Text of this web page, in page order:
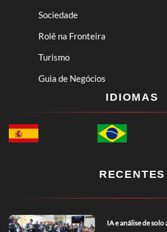
Sociedade
Rolê na Fronteira
Turismo
Guia de Negócios
IDIOMAS
RECENTES
IA e análise de